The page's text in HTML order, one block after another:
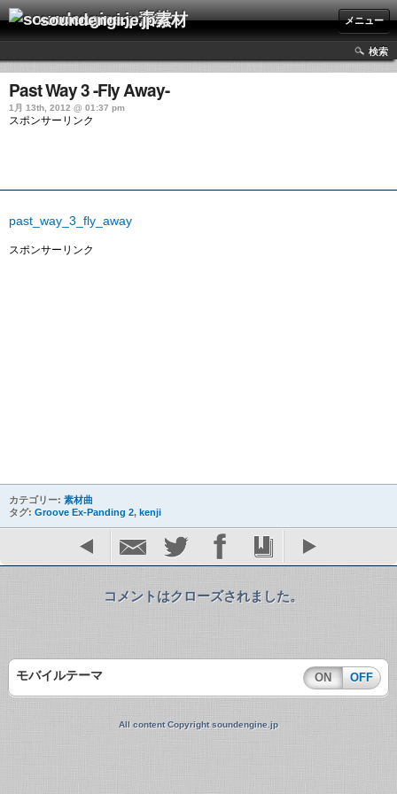
soundengine.jp素材 メニュー
検索
Past Way 3 -Fly Away-
1月 13th, 2012 @ 01:37 pm
スポンサーリンク
past_way_3_fly_away
スポンサーリンク
カテゴリー: 素材曲
タグ: Groove Ex-Panding 2, kenji
コメントはクローズされました。
モバイルテーマ ON OFF
All content Copyright soundengine.jp